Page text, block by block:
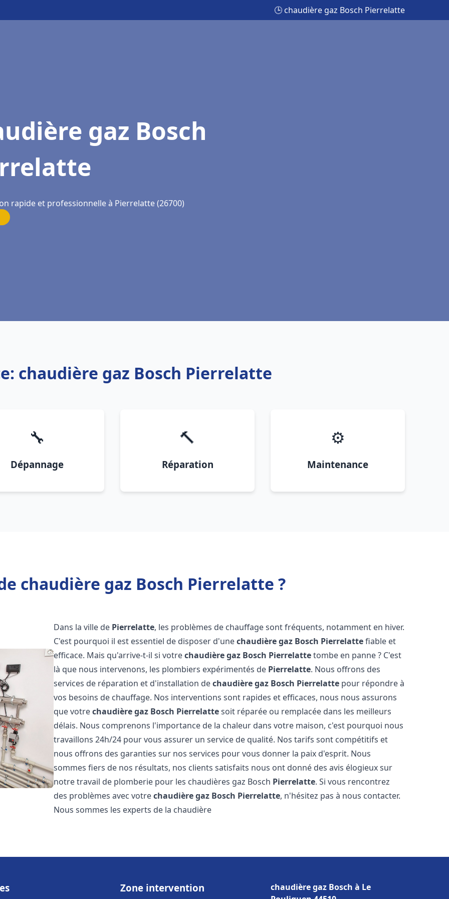
🕒 chaudière gaz Bosch Pierrelatte
gaz Bosch
rapide et professionnelle à Pierrelatte (26700)
chaudière gaz Bosch Pierrelatte
🔧
Dépannage
🔨
Réparation
⚙️
Maintenance
chaudière gaz Bosch Pierrelatte ?
Dans la ville de Pierrelatte, les problèmes de chauffage sont fréquents, notamment en hiver.
C'est pourquoi il est essentiel de disposer d'unechaudière gaz Bosch Pierrelattefiable et
efficace. Mais qu'arrive-t-il si votrechaudière gaz Bosch Pierrelattetombe en panne ? C'est
là que nous intervenons, les plombiers expérimentés de Pierrelatte. Nous offrons des
services de réparation et d'installation dechaudière gaz Bosch Pierrelatte pour répondre à
vos besoins de chauffage. Nos interventions sont rapides et efficaces, nous nous assurons
que votrechaudière gaz Bosch Pierrelattesoit réparée ou remplacée dans les meilleurs
délais. Nous comprenons l'importance de la chaleur dans votre maison, c'est pourquoi nous
travaillons 24h/24 pour vous assurer un service de qualité. Nos tarifs sont compétitifs et
nous offrons des garanties sur nos services pour vous donner la paix d'esprit. Nous
sommes fiers de nos résultats, nos clients satisfaits nous ont donné des avis élogieux sur
notre travail de plomberie pour les chaudières gaz Bosch Pierrelatte. Si vous rencontrez
des problèmes avec votrechaudière gaz Bosch Pierrelatte, n'hésitez pas à nous contacter.
Nous sommes les experts de la chaudière
Zone intervention
chaudière gaz Bosch à Le